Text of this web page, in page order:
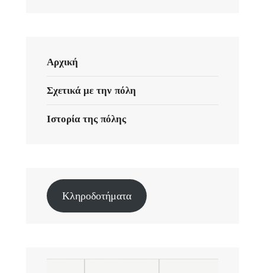
Αρχική
Σχετικά με την πόλη
Ιστορία της πόλης
Κληροδοτήματα